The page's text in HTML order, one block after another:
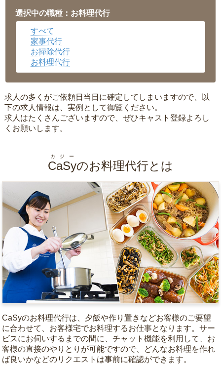
岡山県▼
広島県▼
沖縄県
選択中の職種：お料理代行
すべて
家事代行
お掃除代行
お料理代行
求人の多くがご依頼日当日に確定してしまいますので、以
下の求人情報は、実例として御覧ください。
求人はたくさんございますので、ぜひキャスト登録よろし
くお願いします。
CaSy
カジー
のお料理代行とは
CaSyのお料理代行は、夕飯や作り置きなどお客様のご要望
に合わせて、お客様宅でお料理するお仕事となります。サー
ビスにお伺いするまでの間に、チャット機能を利用して、お
客様の直接のやりとりが可能ですので、どんなお料理を作れ
ば良いかなどのリクエストは事前に確認ができます。